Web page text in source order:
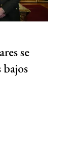
se
bajos